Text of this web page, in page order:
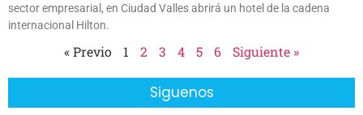
sector empresarial, en Ciudad Valles abrirá un hotel de la cadena
internacional Hilton.
« Previo 1 2 3 4 5 6 Siguiente »
Siguenos